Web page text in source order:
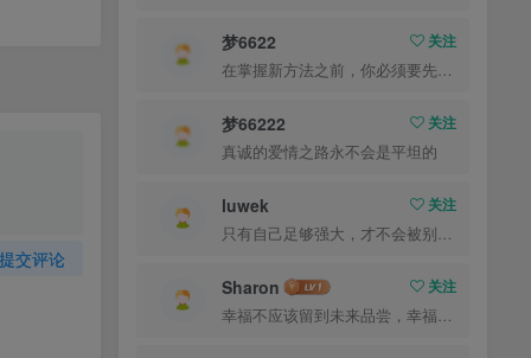
提交评论
梦6622
关注
在掌握新方法之前，你必须要先换一种思考方法
梦66222
关注
真诚的爱情之路永不会是平坦的
luwek
关注
只有自己足够强大，才不会被别人践踏
Sharon
关注
幸福不应该留到未来品尝，幸福是你专门为当下的自己所准备的